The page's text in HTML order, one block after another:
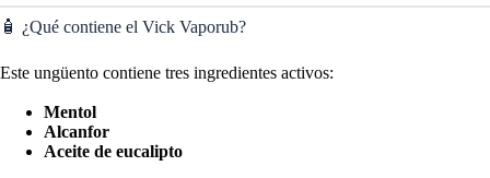
🧴 ¿Qué contiene el Vick Vaporub?
Este ungüento contiene tres ingredientes activos:
Mentol
Alcanfor
Aceite de eucalipto